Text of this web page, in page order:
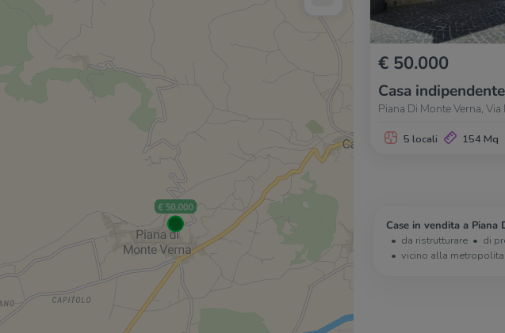
€ 50.000
Casa
Piana Di Monte Verna, Via
5 locali 154 Mq
Case in vendita a Piana
da ristrutturare
di
vicino alla